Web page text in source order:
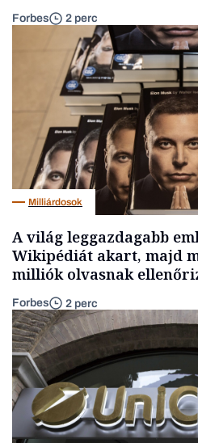
Forbes 2 perc
Milliárdosok
A világ leggazdagabb
Wikipédiát akart, majd
milliók olvasnak
Forbes 2 perc